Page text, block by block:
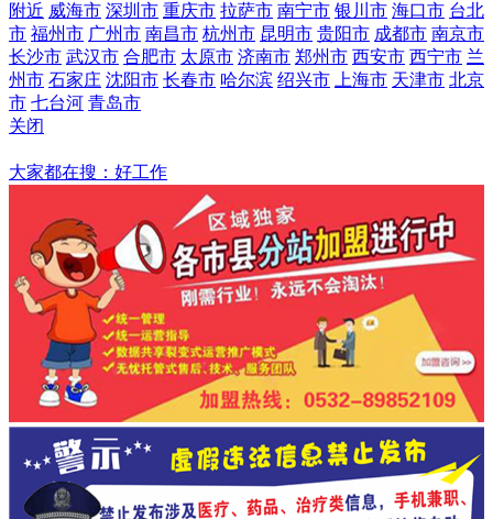
附近 威海市 深圳市 重庆市 拉萨市 南宁市 银川市 海口市 台北
市 福州市 广州市 南昌市 杭州市 昆明市 贵阳市 成都市 南京市
长沙市 武汉市 合肥市 太原市 济南市 郑州市 西安市 西宁市 兰
州市 石家庄 沈阳市 长春市 哈尔滨 绍兴市 上海市 天津市 北京
市 七台河 青岛市
关闭
大家都在搜：好工作